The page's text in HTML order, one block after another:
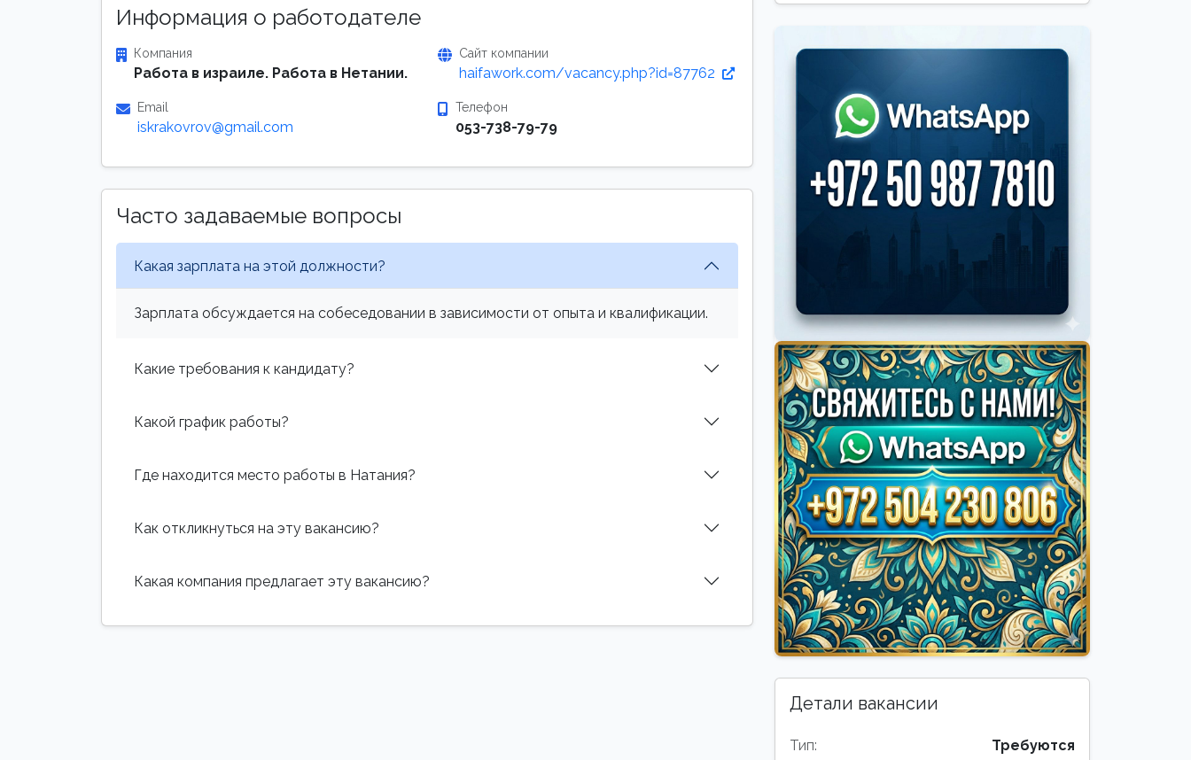
Информация о работодателе
Компания
Работа в израиле. Работа в Нетании.
Сайт компании
haifawork.com/vacancy.php?id=87762
Email
iskrakovrov@gmail.com
Телефон
053-738-79-79
Часто задаваемые вопросы
Какая зарплата на этой должности?
Зарплата обсуждается на собеседовании в зависимости от опыта и квалификации.
Какие требования к кандидату?
Какой график работы?
Где находится место работы в Натания?
Как откликнуться на эту вакансию?
Какая компания предлагает эту вакансию?
Детали вакансии
Тип: Требуются